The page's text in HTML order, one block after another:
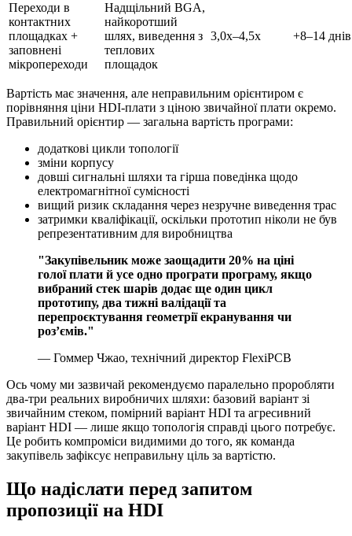
Переходи в
контактних
площадках +
заповнені
мікропереходи
Надщільний BGA,
найкоротший
шлях, виведення з
теплових
площадок
3,0x–4,5x +8–14 днів
Вартість має значення, але неправильним орієнтиром є
порівняння ціни HDI-плати з ціною звичайної плати окремо.
Правильний орієнтир — загальна вартість програми:
додаткові цикли топології
зміни корпусу
довші сигнальні шляхи та гірша поведінка щодо
електромагнітної сумісності
вищий ризик складання через незручне виведення трас
затримки кваліфікації, оскільки прототип ніколи не був
репрезентативним для виробництва
"Закупівельник може заощадити 20% на ціні
голої плати й усе одно програти програму, якщо
вибраний стек шарів додає ще один цикл
прототипу, два тижні валідації та
перепроєктування геометрії екранування чи
роз’ємів."
— Гоммер Чжао, технічний директор FlexiPCB
Ось чому ми зазвичай рекомендуємо паралельно проробляти
два-три реальних виробничих шляхи: базовий варіант зі
звичайним стеком, помірний варіант HDI та агресивний
варіант HDI — лише якщо топологія справді цього потребує.
Це робить компроміси видимими до того, як команда
закупівель зафіксує неправильну ціль за вартістю.
Що надіслати перед запитом
пропозиції на HDI